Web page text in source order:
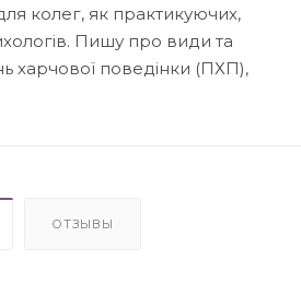
колег, як практикуючих,
Пишу про види та
харчової поведінки (ПХП),
ОТЗЫВЫ